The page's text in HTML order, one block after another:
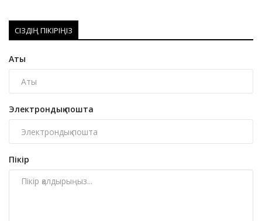
СІЗДІҢ ПІКІРІҢІЗ
Аты
Электрондық пошта
Пікір